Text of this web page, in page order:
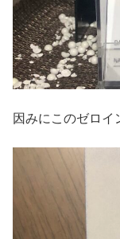
因みにこのゼロイ